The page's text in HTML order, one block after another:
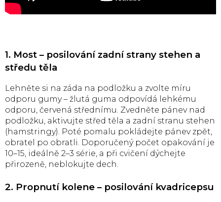
1. Most – posilování zadní strany stehen a
středu těla
Lehněte si na záda na podložku a zvolte míru
odporu gumy – žlutá guma odpovídá lehkému
odporu, červená střednímu. Zvedněte pánev nad
podložku, aktivujte střed těla a zadní stranu stehen
(hamstringy). Poté pomalu pokládejte pánev zpět,
obratel po obratli. Doporučený počet opakování je
10–15, ideálně 2–3 série, a při cvičení dýchejte
přirozeně, neblokujte dech.
2. Propnutí kolene – posilování kvadricepsu